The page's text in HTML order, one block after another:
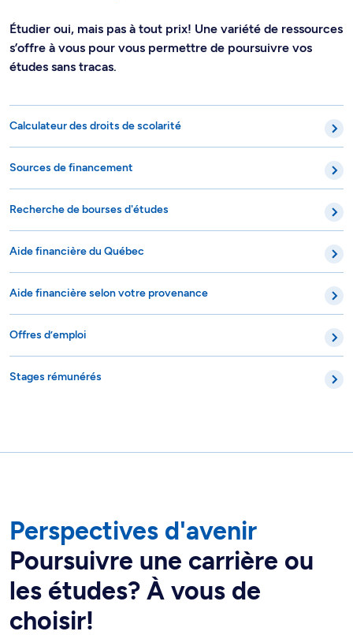
Étudier oui, mais pas à tout prix! Une variété de ressources
s’offre à vous pour vous permettre de poursuivre vos
études sans tracas.
Calculateur des droits de scolarité
Sources de financement
Recherche de bourses d'études
Aide financière du Québec
Aide financière selon votre provenance
Offres d’emploi
Stages rémunérés
Perspectives d'avenir
Poursuivre une carrière ou
les études? À vous de
choisir!